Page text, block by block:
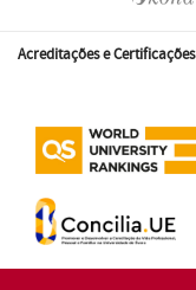
Acreditações e Certificações